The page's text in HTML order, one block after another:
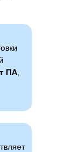
ПА